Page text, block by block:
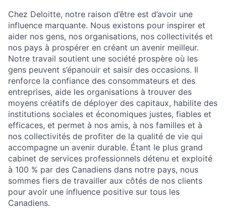
Chez Deloitte, notre raison d’être est d’avoir une
influence marquante. Nous existons pour inspirer et
aider nos gens, nos organisations, nos collectivités et
nos pays à prospérer en créant un avenir meilleur.
Notre travail soutient une société prospère où les
gens peuvent s’épanouir et saisir des occasions. Il
renforce la confiance des consommateurs et des
entreprises, aide les organisations à trouver des
moyens créatifs de déployer des capitaux, habilite des
institutions sociales et économiques justes, fiables et
efficaces, et permet à nos amis, à nos familles et à
nos collectivités de profiter de la qualité de vie qui
accompagne un avenir durable. Étant le plus grand
cabinet de services professionnels détenu et exploité
à 100 % par des Canadiens dans notre pays, nous
sommes fiers de travailler aux côtés de nos clients
pour avoir une influence positive sur tous les
Canadiens.